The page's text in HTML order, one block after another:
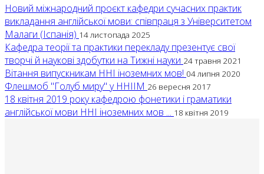
Новий міжнародний проєкт кафедри сучасних практик
викладання англійської мови: співпраця з Університетом
Малаги (Іспанія) 14 листопада 2025
Кафедра теорії та практики перекладу презентує свої
творчі й наукові здобутки на Тижні науки 24 травня 2021
Вітання випускникам ННІ іноземних мов! 04 липня 2020
Флешмоб "Голуб миру" у ННІІМ 26 вересня 2017
18 квітня 2019 року кафедрою фонетики і граматики
англійської мови ННІ іноземних мов ... 18 квітня 2019